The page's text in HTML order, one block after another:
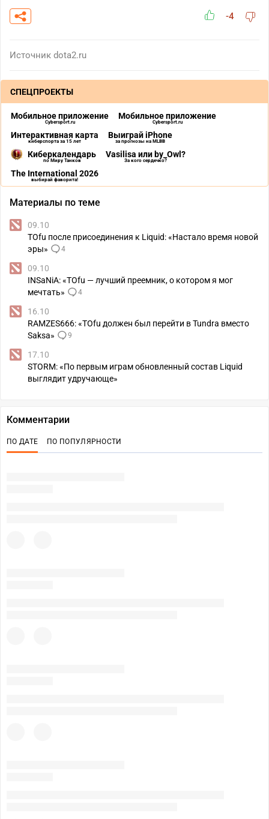
-4
Источник dota2.ru
СПЕЦПРОЕКТЫ
Мобильное приложение
Cybersport.ru
Мобильное приложение
Cybersport.ru
Интерактивная карта
киберспорта за 15 лет
Выиграй iPhone
за прогнозы на MLBB
Киберкалендарь
по Миру Танков
Vasilisa или by_Owl?
За кого сердечко?
The International 2026
выбирай фаворита!
Материалы по теме
09.10
TOfu после присоединения к Liquid: «Настало время новой
эры»
4
09.10
INSaNiA: «TOfu — лучший преемник, о котором я мог
мечтать»
4
16.10
RAMZES666: «TOfu должен был перейти в Tundra вместо
Saksa»
9
17.10
STORM: «По первым играм обновленный состав Liquid
выглядит удручающе»
Комментарии
ПО ДАТЕ ПО ПОПУЛЯРНОСТИ